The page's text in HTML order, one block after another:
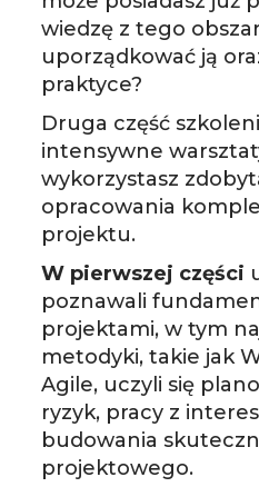
wiedzę z tego
uporządkować ją
praktyce?
Druga część
intensywne
wykorzystasz
opracowania
projektu.
W pierwszej części
poznawali
projektami, w tym
metodyki, takie jak
Agile, uczyli się
ryzyk, pracy z
budowania
projektowego.